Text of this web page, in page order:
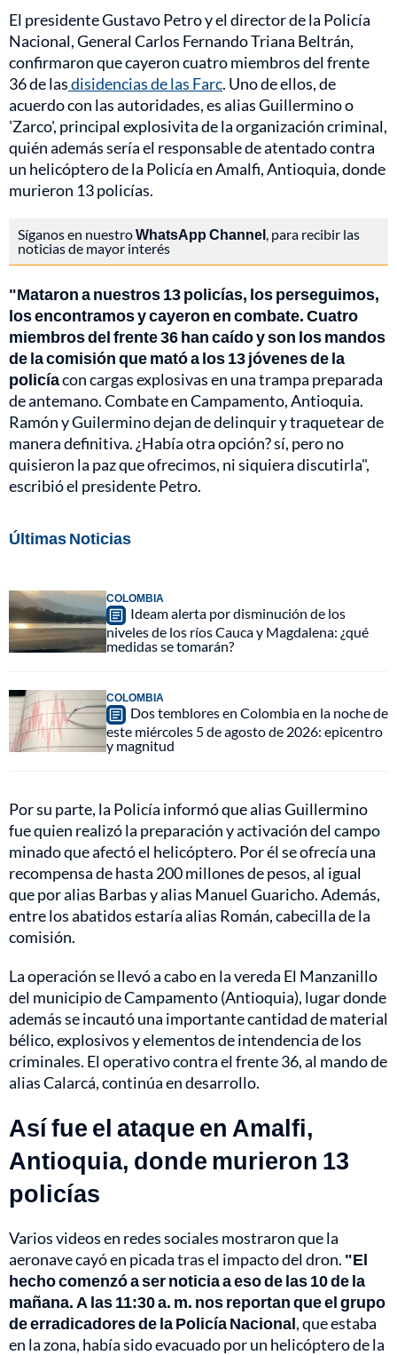
El presidente Gustavo Petro y el director de la Policía
Nacional, General Carlos Fernando Triana Beltrán,
confirmaron que cayeron cuatro miembros del frente
36 de lasdisidencias de las Farc. Uno de ellos, de
acuerdo con las autoridades, es alias Guillermino o
'Zarco', principal explosivita de la organización criminal,
quién además sería el responsable de atentado contra
un helicóptero de la Policía en Amalfi, Antioquia, donde
murieron 13 policías.
Síganos en nuestroWhatsApp Channel, para recibir las
noticias de mayor interés
"Mataron a nuestros 13 policías, los perseguimos,
los encontramos y cayeron en combate. Cuatro
miembros del frente 36 han caído y son los mandos
de la comisión que mató a los 13 jóvenes de la
policíacon cargas explosivas en una trampa preparada
de antemano. Combate en Campamento, Antioquia.
Ramón y Guilermino dejan de delinquir y traquetear de
manera definitiva. ¿Había otra opción? sí, pero no
quisieron la paz que ofrecimos, ni siquiera discutirla",
escribió el presidente Petro.
Últimas Noticias
COLOMBIA
Ideam alerta por disminución de los
niveles de los ríos Cauca y Magdalena: ¿qué
medidas se tomarán?
COLOMBIA
Dos temblores en Colombia en la noche de
este miércoles 5 de agosto de 2026: epicentro
y magnitud
Por su parte, la Policía informó que alias Guillermino
fue quien realizó la preparación y activación del campo
minado que afectó el helicóptero. Por él se ofrecía una
recompensa de hasta 200 millones de pesos, al igual
que por alias Barbas y alias Manuel Guaricho. Además,
entre los abatidos estaría alias Román, cabecilla de la
comisión.
La operación se llevó a cabo en la vereda El Manzanillo
del municipio de Campamento (Antioquia), lugar donde
además se incautó una importante cantidad de material
bélico, explosivos y elementos de intendencia de los
criminales. El operativo contra el frente 36, al mando de
alias Calarcá, continúa en desarrollo.
Así fue el ataque en Amalfi,
Antioquia, donde murieron 13
policías
Varios videos en redes sociales mostraron que la
aeronave cayó en picada tras el impacto del dron. "El
hecho comenzó a ser noticia a eso de las 10 de la
mañana. A las 11:30 a. m. nos reportan que el grupo
de erradicadores de la Policía Nacional, que estaba
en la zona, había sido evacuado por un helicóptero de la